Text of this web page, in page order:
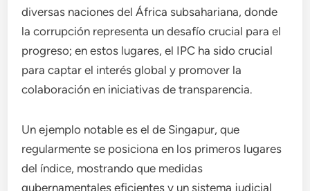
diversas naciones del África subsahariana, donde
la corrupción representa un desafío crucial para el
progreso; en estos lugares, el IPC ha sido crucial
para captar el interés global y promover la
colaboración en iniciativas de transparencia.
Un ejemplo notable es el de Singapur, que
regularmente se posiciona en los primeros lugares
del índice, mostrando que medidas
gubernamentales eficientes y un sistema judicial